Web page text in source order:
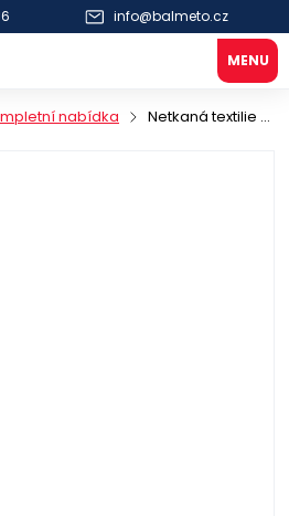
info@balmeto.cz
nabídka Netkaná textilie Polytex 32x38mm/500 útržků 1V modrá